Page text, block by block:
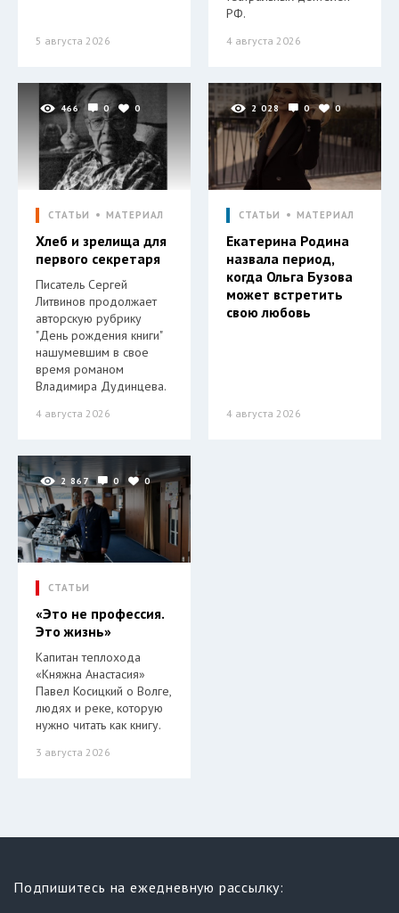
5 августа 2026
РФ.
4 августа 2026
466 0 0
СТАТЬИ МАТЕРИАЛ
Хлеб и зрелища для
первого секретаря
Писатель Сергей
Литвинов продолжает
авторскую рубрику
"День рождения книги"
нашумевшим в свое
время романом
Владимира Дудинцева.
4 августа 2026
2 028 0 0
СТАТЬИ МАТЕРИАЛ
Екатерина Родина
назвала период,
когда Ольга Бузова
может встретить
свою любовь
4 августа 2026
2 867 0 0
СТАТЬИ
«Это не профессия.
Это жизнь»
Капитан теплохода
«Княжна Анастасия»
Павел Косицкий о Волге,
людях и реке, которую
нужно читать как книгу.
3 августа 2026
Подпишитесь на ежедневную рассылку: